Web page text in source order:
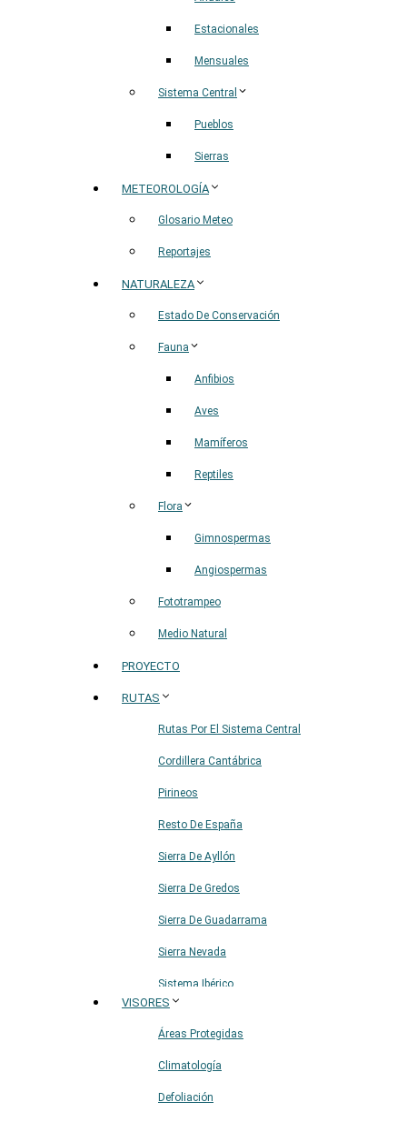
Estacionales
Mensuales
Sistema Central
Pueblos
Sierras
METEOROLOGÍA
Glosario Meteo
Reportajes
NATURALEZA
Estado De Conservación
Fauna
Anfibios
Aves
Mamíferos
Reptiles
Flora
Gimnospermas
Angiospermas
Fototrampeo
Medio Natural
PROYECTO
RUTAS
Rutas Por El Sistema Central
Cordillera Cantábrica
Pirineos
Resto De España
Sierra De Ayllón
Sierra De Gredos
Sierra De Guadarrama
Sierra Nevada
Sistema Ibérico
VISORES
Áreas Protegidas
Climatología
Defoliación